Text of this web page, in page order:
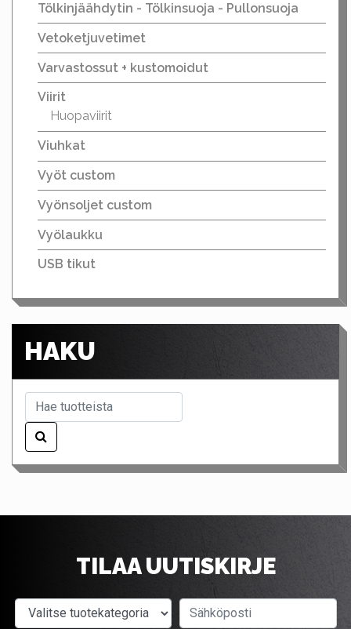
Tölkinjäähdytin - Tölkinsuoja - Pullonsuoja
Vetoketjuvetimet
Varvastossut + kustomoidut
Viirit
Huopaviirit
Viuhkat
Vyöt custom
Vyönsoljet custom
Vyölaukku
USB tikut
HAKU
TILAA UUTISKIRJE
Valitse tuotekategoria